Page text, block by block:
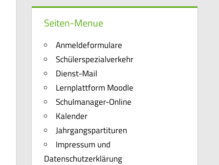
Seiten-Menue
Anmeldeformulare
Schülerspezialverkehr
Dienst-Mail
Lernplattform Moodle
Schulmanager-Online
Kalender
Jahrgangspartituren
Impressum und
Datenschutzerklärung